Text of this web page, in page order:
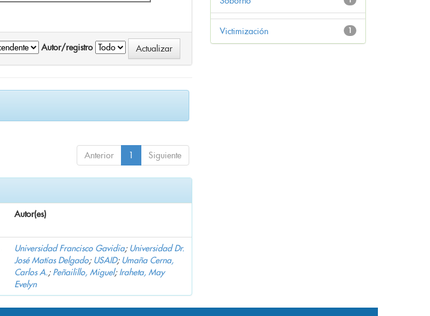
Autor/registro
Anterior 1 Siguiente
Autor(es)
Universidad Francisco Gavidia; Universidad Dr.
José Matías Delgado; USAID; Umaña Cerna,
Carlos A.; Peñailillo, Miguel; Iraheta, May
Evelyn
1
Victimización